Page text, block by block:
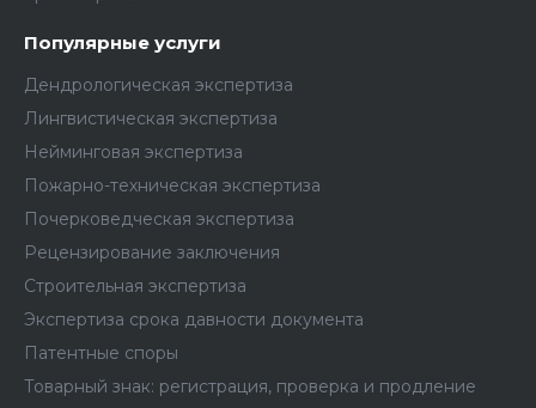
Популярные услуги
Дендрологическая экспертиза
Лингвистическая экспертиза
Нейминговая экспертиза
Пожарно-техническая экспертиза
Почерковедческая экспертиза
Рецензирование заключения
Строительная экспертиза
Экспертиза срока давности документа
Патентные споры
Товарный знак: регистрация, проверка и продление